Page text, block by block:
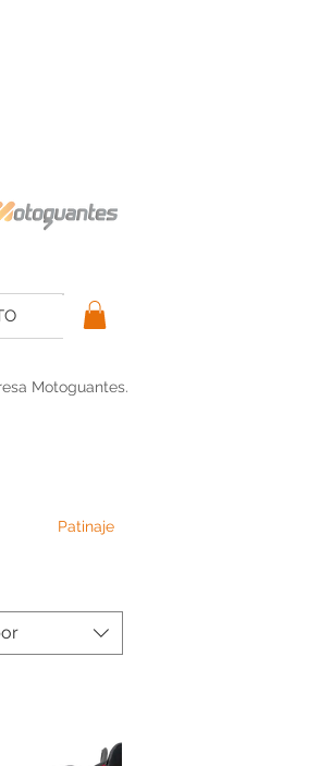
Motoguantes.
Patinaje